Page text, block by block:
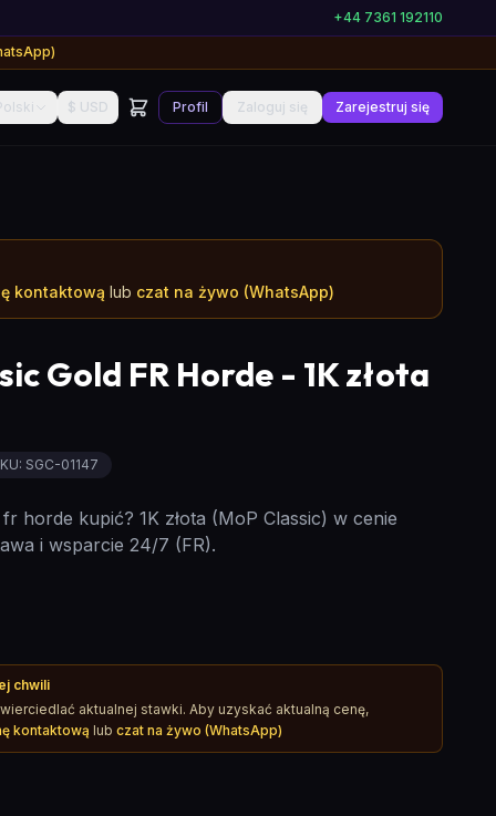
+44 7361 192110
$ USD Profil Zaloguj się Zarejestruj się
kontaktową lub czat na żywo (WhatsApp)
Gold FR Horde - 1K złota
SGC-01147
horde kupić? 1K złota (MoP Classic) w cenie
i wsparcie 24/7 (FR).
chwili
aktualnej stawki. Aby uzyskać aktualną cenę,
kontaktową lub czat na żywo (WhatsApp)